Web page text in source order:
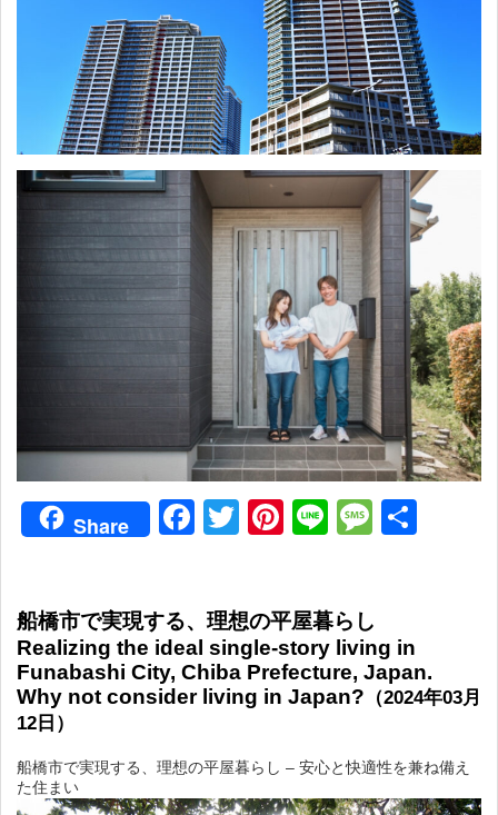
Share Facebook
TwitterPinterest
Line
船橋市で実現する、理想の平屋暮らし
Realizing the ideal single-story living in
Funabashi City, Chiba Prefecture, Japan.
Why not consider living in Japan? （2024年03月
12日）
船橋市で実現する、理想の平屋暮らし – 安心と快適性を兼ね備え
た住まい